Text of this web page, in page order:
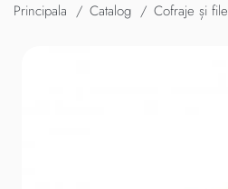
Principala Catalog Cofraje și file